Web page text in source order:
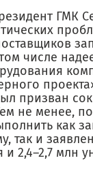
ГМК
числе
призван
не менее,
как
так и
и 2,4–2,7 млн